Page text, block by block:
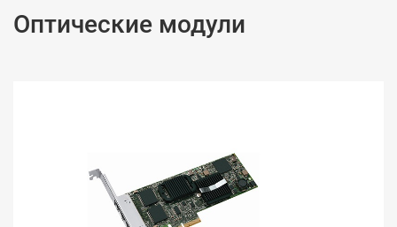
Оптические модули